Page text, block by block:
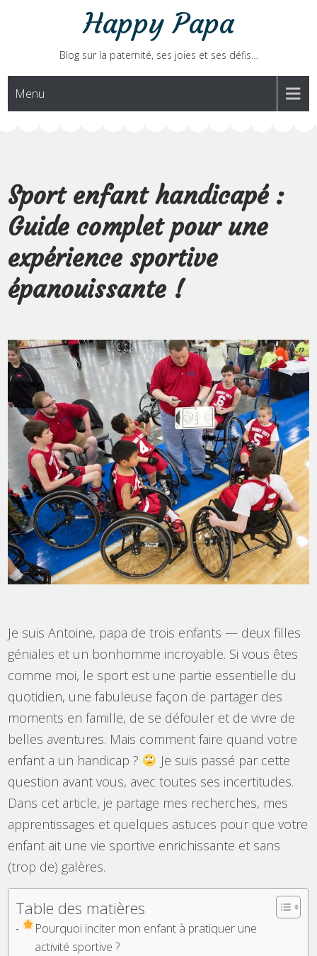
Happy Papa
Blog sur la paternité, ses joies et ses défis…
Menu
Sport enfant handicapé :
Guide complet pour une
expérience sportive
épanouissante !
Je suis Antoine, papa de trois enfants — deux filles
géniales et un bonhomme incroyable. Si vous êtes
comme moi, le sport est une partie essentielle du
quotidien, une fabuleuse façon de partager des
moments en famille, de se défouler et de vivre de
belles aventures. Mais comment faire quand votre
enfant a un handicap ?
Je suis passé par cette
question avant vous, avec toutes ses incertitudes.
Dans cet article, je partage mes recherches, mes
apprentissages et quelques astuces pour que votre
enfant ait une vie sportive enrichissante et sans
(trop de) galères.
Table des matières
Pourquoi inciter mon enfant à pratiquer une
activité sportive ?